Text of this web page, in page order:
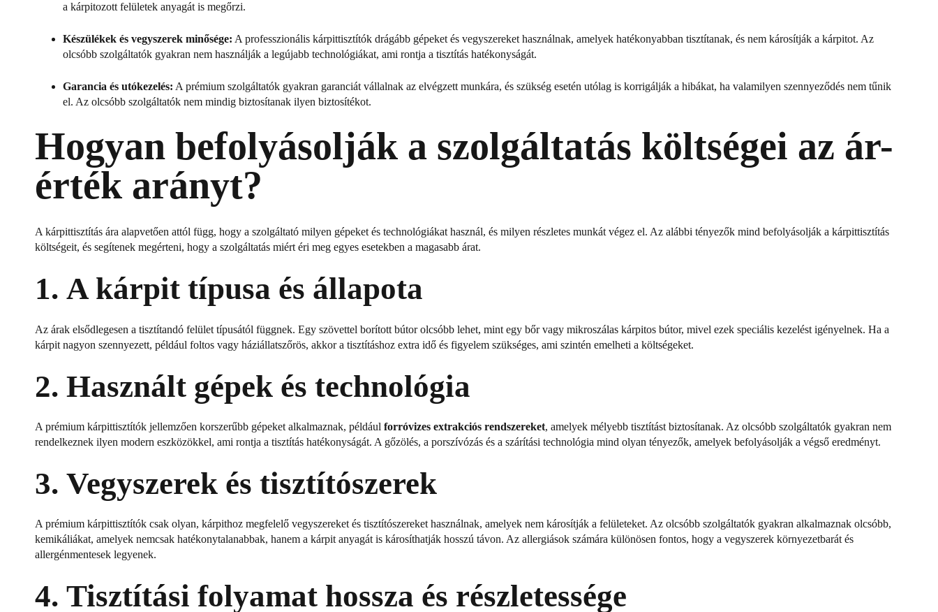
a kárpitozott felületek anyagát is megőrzi.
Készülékek és vegyszerek minősége: A professzionális kárpittisztítók drágább gépeket és vegyszereket használnak, amelyek hatékonyabban tisztítanak, és nem károsítják a kárpitot. Az
olcsóbb szolgáltatók gyakran nem használják a legújabb technológiákat, ami rontja a tisztítás hatékonyságát.
Garancia és utókezelés: A prémium szolgáltatók gyakran garanciát vállalnak az elvégzett munkára, és szükség esetén utólag is korrigálják a hibákat, ha valamilyen szennyeződés nem tűnik
el. Az olcsóbb szolgáltatók nem mindig biztosítanak ilyen biztosítékot.
Hogyan befolyásolják a szolgáltatás költségei az ár-
érték arányt?
A kárpittisztítás ára alapvetően attól függ, hogy a szolgáltató milyen gépeket és technológiákat használ, és milyen részletes munkát végez el. Az alábbi tényezők mind befolyásolják a kárpittisztítás
költségeit, és segítenek megérteni, hogy a szolgáltatás miért éri meg egyes esetekben a magasabb árat.
1. A kárpit típusa és állapota
Az árak elsődlegesen a tisztítandó felület típusától függnek. Egy szövettel borított bútor olcsóbb lehet, mint egy bőr vagy mikroszálas kárpitos bútor, mivel ezek speciális kezelést igényelnek. Ha a
kárpit nagyon szennyezett, például foltos vagy háziállatszőrös, akkor a tisztításhoz extra idő és figyelem szükséges, ami szintén emelheti a költségeket.
2. Használt gépek és technológia
A prémium kárpittisztítók jellemzően korszerűbb gépeket alkalmaznak, például forróvizes extrakciós rendszereket, amelyek mélyebb tisztítást biztosítanak. Az olcsóbb szolgáltatók gyakran nem
rendelkeznek ilyen modern eszközökkel, ami rontja a tisztítás hatékonyságát. A gőzölés, a porszívózás és a szárítási technológia mind olyan tényezők, amelyek befolyásolják a végső eredményt.
3. Vegyszerek és tisztítószerek
A prémium kárpittisztítók csak olyan, kárpithoz megfelelő vegyszereket és tisztítószereket használnak, amelyek nem károsítják a felületeket. Az olcsóbb szolgáltatók gyakran alkalmaznak olcsóbb,
kemikáliákat, amelyek nemcsak hatékonytalanabbak, hanem a kárpit anyagát is károsíthatják hosszú távon. Az allergiások számára különösen fontos, hogy a vegyszerek környezetbarát és
allergénmentesek legyenek.
4. Tisztítási folyamat hossza és részletessége